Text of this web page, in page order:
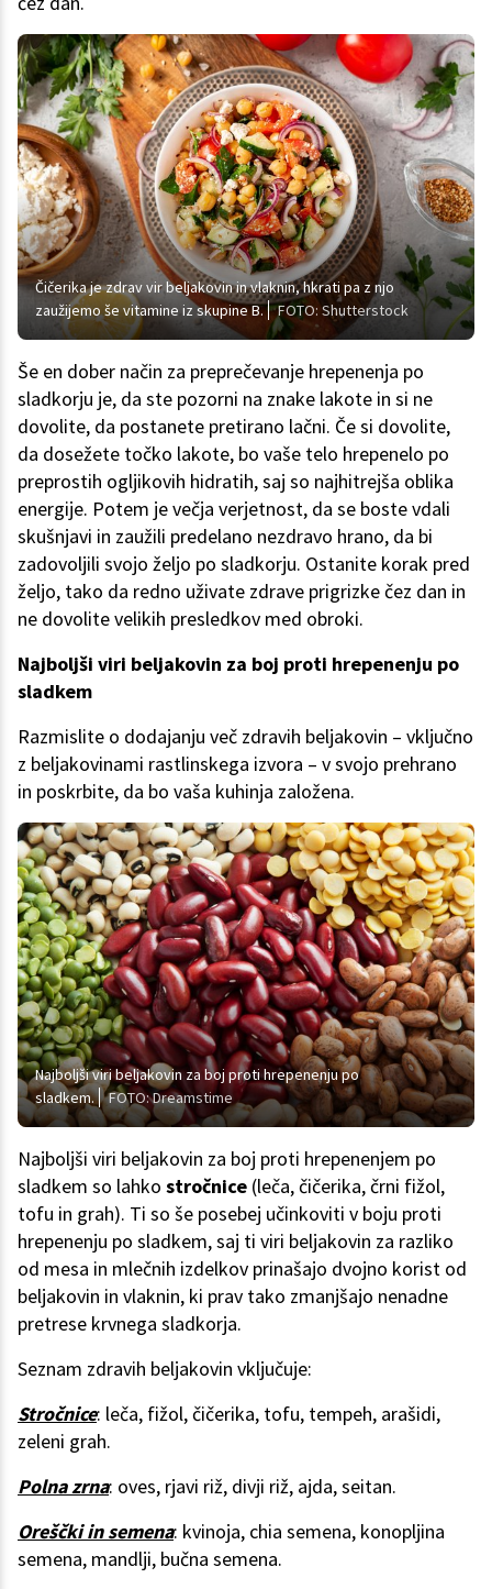
Čičerika je zdrav vir beljakovin in vlaknin, hkrati pa z njo
zaužijemo še vitamine iz skupine B.
FOTO: Shutterstock
Še en dober način za preprečevanje hrepenenja po
sladkorju je, da ste pozorni na znake lakote in si ne
dovolite, da postanete pretirano lačni. Če si dovolite,
da dosežete točko lakote, bo vaše telo hrepenelo po
preprostih ogljikovih hidratih, saj so najhitrejša oblika
energije. Potem je večja verjetnost, da se boste vdali
skušnjavi in zaužili predelano nezdravo hrano, da bi
zadovoljili svojo željo po sladkorju. Ostanite korak pred
željo, tako da redno uživate zdrave prigrizke čez dan in
ne dovolite velikih presledkov med obroki.
Najboljši viri beljakovin za boj proti hrepenenju po
sladkem
Razmislite o dodajanju več zdravih beljakovin – vključno
z beljakovinami rastlinskega izvora – v svojo prehrano
in poskrbite, da bo vaša kuhinja založena.
Najboljši viri beljakovin za boj proti hrepenenju po
sladkem.
FOTO: Dreamstime
Najboljši viri beljakovin za boj proti hrepenenjem po
sladkem so lahko stročnice (leča, čičerika, črni fižol,
tofu in grah). Ti so še posebej učinkoviti v boju proti
hrepenenju po sladkem, saj ti viri beljakovin za razliko
od mesa in mlečnih izdelkov prinašajo dvojno korist od
beljakovin in vlaknin, ki prav tako zmanjšajo nenadne
pretrese krvnega sladkorja.
Seznam zdravih beljakovin vključuje:
Stročnice: leča, fižol, čičerika, tofu, tempeh, arašidi,
zeleni grah.
Polna zrna: oves, rjavi riž, divji riž, ajda, seitan.
Oreščki in semena: kvinoja, chia semena, konopljina
semena, mandlji, bučna semena.